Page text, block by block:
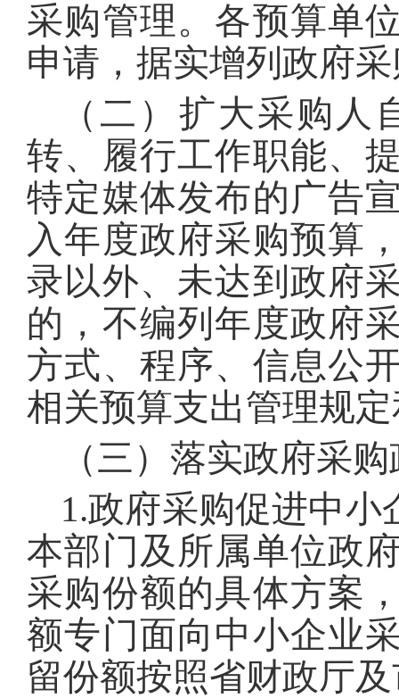
采购管理。各预算单
申请，据实增列政府
（二）扩大采购
转、履行工作职能、
特定媒体发布的广告
入年度政府采购预算
录以外、未达到政府
的，不编列年度政府
方式、程序、信息公
相关预算支出管理规
（三）落实政府采
1.政府采购促进中
本部门及所属单位政
采购份额的具体方案
额专门面向中小企业
留份额按照省财政厅